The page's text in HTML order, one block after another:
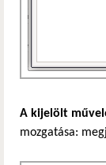
A kijelölt
mozgatása: